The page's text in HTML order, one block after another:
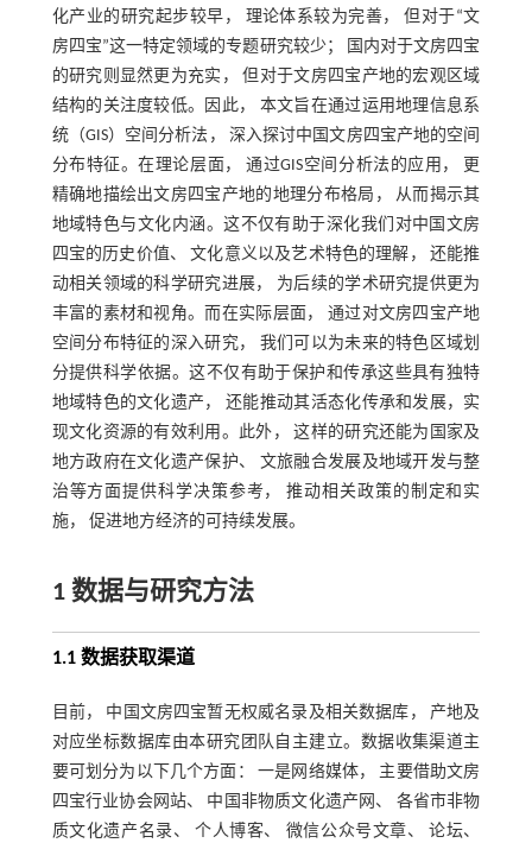
化产业的研究起步较早， 理论体系较为完善， 但对于“文
房四宝”这一特定领域的专题研究较少； 国内对于文房四宝
的研究则显然更为充实， 但对于文房四宝产地的宏观区域
结构的关注度较低。因此， 本文旨在通过运用地理信息系
统（GIS）空间分析法， 深入探讨中国文房四宝产地的空间
分布特征。在理论层面， 通过GIS空间分析法的应用， 更
精确地描绘出文房四宝产地的地理分布格局， 从而揭示其
地域特色与文化内涵。这不仅有助于深化我们对中国文房
四宝的历史价值、 文化意义以及艺术特色的理解， 还能推
动相关领域的科学研究进展， 为后续的学术研究提供更为
丰富的素材和视角。而在实际层面， 通过对文房四宝产地
空间分布特征的深入研究， 我们可以为未来的特色区域划
分提供科学依据。这不仅有助于保护和传承这些具有独特
地域特色的文化遗产， 还能推动其活态化传承和发展，实
现文化资源的有效利用。此外， 这样的研究还能为国家及
地方政府在文化遗产保护、 文旅融合发展及地域开发与整
治等方面提供科学决策参考， 推动相关政策的制定和实
施， 促进地方经济的可持续发展。
1 数据与研究方法
1.1 数据获取渠道
目前， 中国文房四宝暂无权威名录及相关数据库， 产地及
对应坐标数据库由本研究团队自主建立。数据收集渠道主
要可划分为以下几个方面： 一是网络媒体， 主要借助文房
四宝行业协会网站、 中国非物质文化遗产网、 各省市非物
质文化遗产名录、 个人博客、 微信公众号文章、 论坛、